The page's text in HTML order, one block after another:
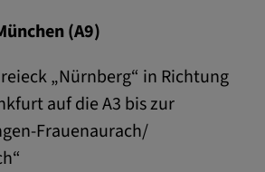
(A9)
„Nürnberg“ in Richtung
auf die A3 bis zur
Frauenaurach/